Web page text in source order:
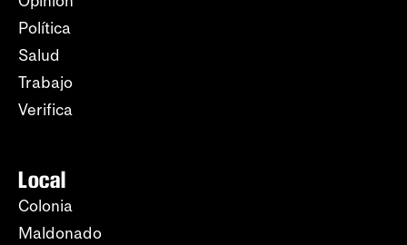
Política
Salud
Trabajo
Verifica
Local
Colonia
Maldonado